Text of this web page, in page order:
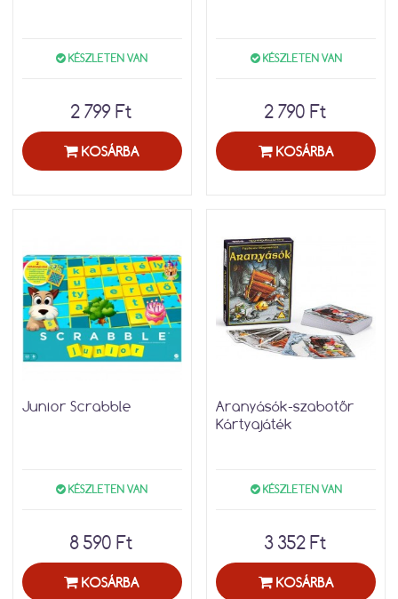
KÉSZLETEN VAN
2 799 Ft
KOSÁRBA
KÉSZLETEN VAN
2 790 Ft
KOSÁRBA
Junior Scrabble
KÉSZLETEN VAN
8 590 Ft
KOSÁRBA
Aranyásók-szabotőr
Kártyajáték
KÉSZLETEN VAN
3 352 Ft
KOSÁRBA